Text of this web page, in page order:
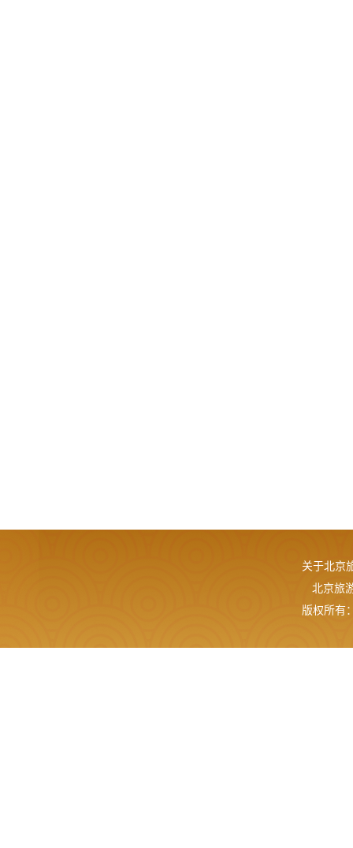
关于北京
北京旅
版权所有